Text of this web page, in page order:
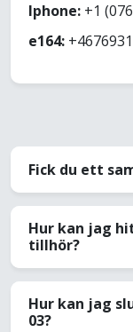
Iphone: +1
e164:
Fick du ett
Hur kan jag
tillhör?
Hur kan jag
03?